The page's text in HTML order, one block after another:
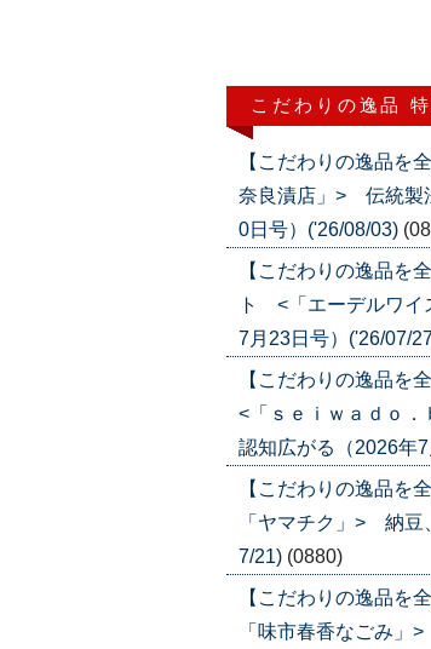
こだわりの逸品
【こだわりの逸品
奈良漬店」> 伝統製
0日号）('26/08/03)
【こだわりの逸品を
ト <「エーデルワイ
7月23日号）('26/07/
【こだわりの逸品
<「ｓｅｉｗａｄｏ
認知広がる（2026年
【こだわりの逸品
「ヤマチク」> 納豆
7/21) (0880)
【こだわりの逸品
「味市春香なごみ」